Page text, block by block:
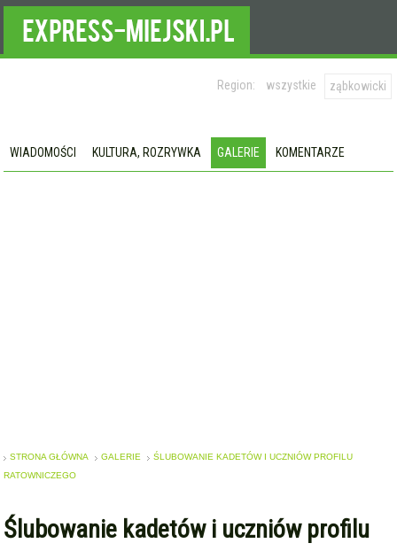
Region: wszystkie ząbkowicki
WIADOMOŚCI KULTURA, ROZRYWKA GALERIE KOMENTARZE
STRONA GŁÓWNA GALERIE
ŚLUBOWANIE KADETÓW I UCZNIÓW PROFILU
RATOWNICZEGO
Ślubowanie kadetów i uczniów profilu